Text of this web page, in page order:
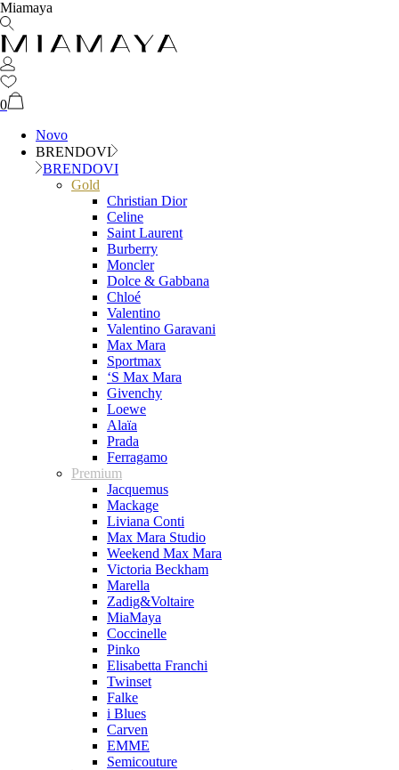
Miamaya
0
Novo
BRENDOVI
BRENDOVI
Gold
Christian Dior
Celine
Saint Laurent
Burberry
Moncler
Dolce & Gabbana
Chloé
Valentino
Valentino Garavani
Max Mara
Sportmax
‘S Max Mara
Givenchy
Loewe
Alaïa
Prada
Ferragamo
Premium
Jacquemus
Mackage
Liviana Conti
Max Mara Studio
Weekend Max Mara
Victoria Beckham
Marella
Zadig&Voltaire
MiaMaya
Coccinelle
Pinko
Elisabetta Franchi
Twinset
Falke
i Blues
Carven
EMME
Semicouture